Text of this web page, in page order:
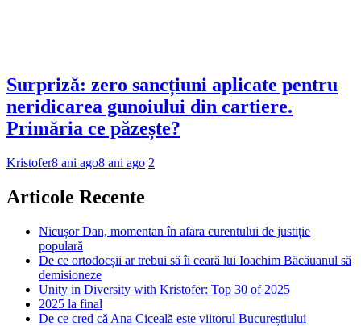
Surpriză: zero sancțiuni aplicate pentru
neridicarea gunoiului din cartiere.
Primăria ce păzește?
Kristofer8 ani ago8 ani ago 2
Articole Recente
Nicușor Dan, momentan în afara curentului de justiție
populară
De ce ortodocșii ar trebui să îi ceară lui Ioachim Băcăuanul să
demisioneze
Unity in Diversity with Kristofer: Top 30 of 2025
2025 la final
De ce cred că Ana Ciceală este viitorul Bucureștiului